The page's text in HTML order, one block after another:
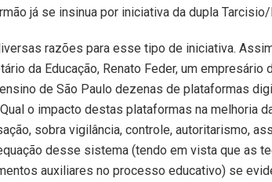
já se insinua por iniciativa da dupla Tarcisio/
razões para esse tipo de iniciativa.
da Educação, Renato Feder, um empresário
de São Paulo dezenas de plataformas
o impacto destas plataformas na melhoria
sobra vigilância, controle, autoritarismo,
desse sistema (tendo em vista que as
auxiliares no processo educativo) se